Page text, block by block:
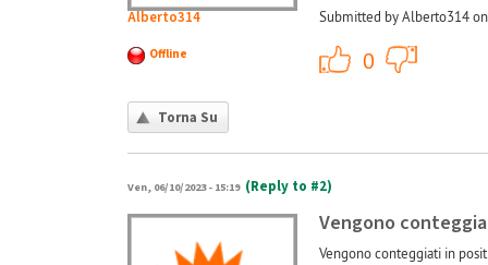
Alberto314
Offline
Submitted by Alberto314
0
Torna Su
Ven, 06/10/2023 - 15:19 (Reply to #2)
Vengono
Vengono conteggiati in